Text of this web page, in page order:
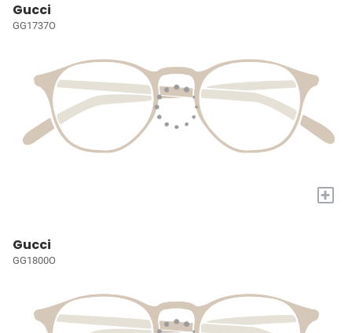
Gucci
GG1737O
+
Gucci
GG1800O